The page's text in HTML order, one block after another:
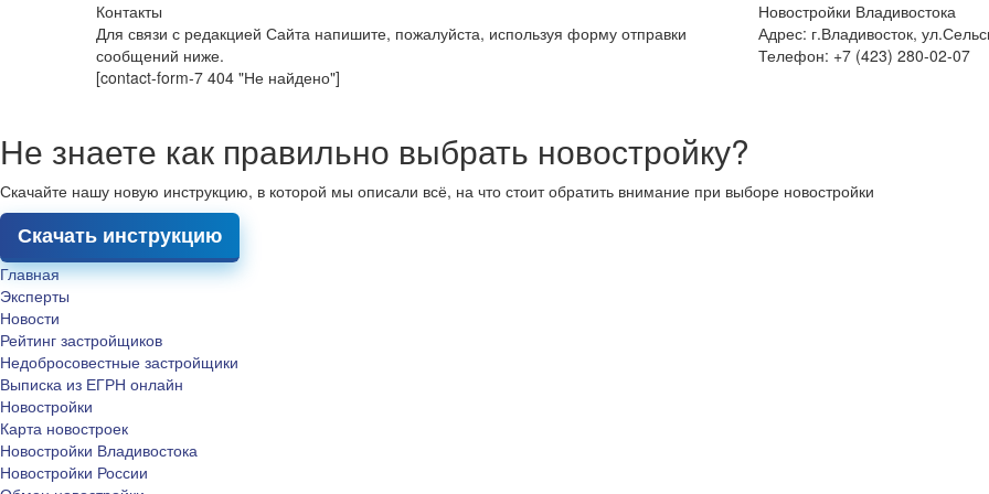
Контакты
Для связи с редакцией Сайта напишите, пожалуйста, используя форму отправки
сообщений ниже.
[contact-form-7 404 "Не найдено"]
Новостройки Владивостока
Адрес: г.Владивосток,
Телефон: +7 (423) 280-02-07
Не знаете как правильно выбрать новостройку?
Скачайте нашу новую инструкцию, в которой мы описали всё, на что стоит обратить внимание при выборе новостройки
Скачать инструкцию
Главная
Эксперты
Новости
Рейтинг застройщиков
Недобросовестные застройщики
Выписка из ЕГРН онлайн
Новостройки
Карта новостроек
Новостройки Владивостока
Новостройки России